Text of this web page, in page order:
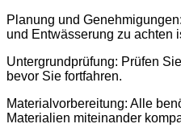
Planung und
und Entwässerung zu achten
Untergrundprüfung: Prüfen
bevor Sie fortfahren.
Materialvorbereitung: Alle
Materialien miteinander